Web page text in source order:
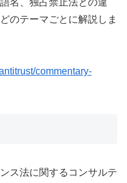
のテーマごとに解説しま
commentary-
ス法に関するコンサルテ